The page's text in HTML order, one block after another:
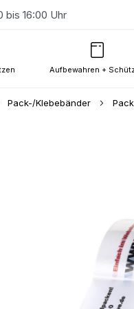
bis 16:00 Uhr
Aufbewahren +
Pack-/Klebebänder